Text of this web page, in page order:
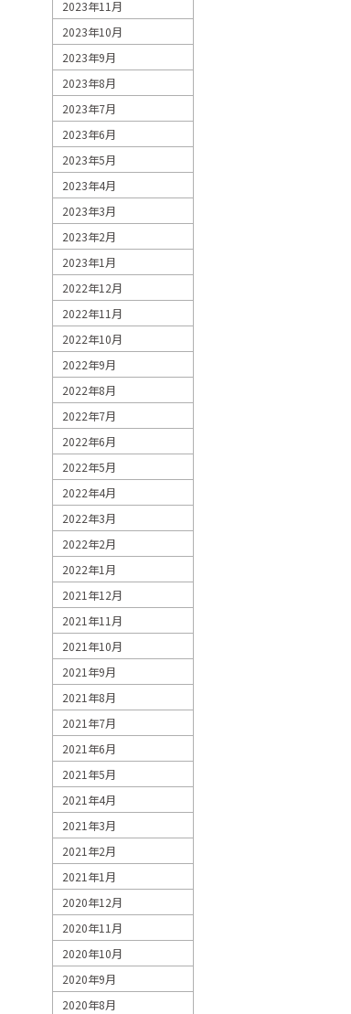
2023年11月
2023年10月
2023年9月
2023年8月
2023年7月
2023年6月
2023年5月
2023年4月
2023年3月
2023年2月
2023年1月
2022年12月
2022年11月
2022年10月
2022年9月
2022年8月
2022年7月
2022年6月
2022年5月
2022年4月
2022年3月
2022年2月
2022年1月
2021年12月
2021年11月
2021年10月
2021年9月
2021年8月
2021年7月
2021年6月
2021年5月
2021年4月
2021年3月
2021年2月
2021年1月
2020年12月
2020年11月
2020年10月
2020年9月
2020年8月